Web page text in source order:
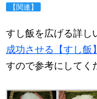
【関連】
すし飯を広げる詳し
成功させる【すし飯
すので参考にしてく